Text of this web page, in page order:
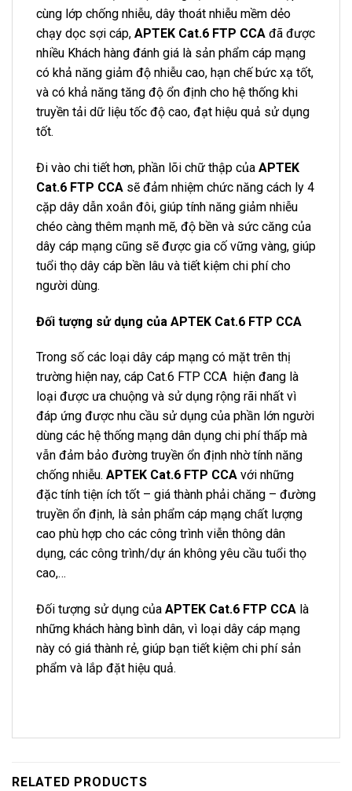
cùng lớp chống nhiễu, dây thoát nhiễu mềm dẻo
chạy dọc sợi cáp, APTEK Cat.6 FTP CCA đã được
nhiều Khách hàng đánh giá là sản phẩm cáp mạng
có khả năng giảm độ nhiễu cao, hạn chế bức xạ tốt,
và có khả năng tăng độ ổn định cho hệ thống khi
truyền tải dữ liệu tốc độ cao, đạt hiệu quả sử dụng
tốt.
Đi vào chi tiết hơn, phần lõi chữ thập của APTEK
Cat.6 FTP CCA sẽ đảm nhiệm chức năng cách ly 4
cặp dây dẫn xoắn đôi, giúp tính năng giảm nhiễu
chéo càng thêm mạnh mẽ, độ bền và sức căng của
dây cáp mạng cũng sẽ được gia cố vững vàng, giúp
tuổi thọ dây cáp bền lâu và tiết kiệm chi phí cho
người dùng.
Đối tượng sử dụng của APTEK Cat.6 FTP CCA
Trong số các loại dây cáp mạng có mặt trên thị
trường hiện nay, cáp Cat.6 FTP CCA hiện đang là
loại được ưa chuộng và sử dụng rộng rãi nhất vì
đáp ứng được nhu cầu sử dụng của phần lớn người
dùng các hệ thống mạng dân dụng chi phí thấp mà
vẫn đảm bảo đường truyền ổn định nhờ tính năng
chống nhiễu. APTEK Cat.6 FTP CCA với những
đặc tính tiện ích tốt – giá thành phải chăng – đường
truyền ổn định, là sản phẩm cáp mạng chất lượng
cao phù hợp cho các công trình viễn thông dân
dụng, các công trình/dự án không yêu cầu tuổi thọ
cao,…
Đối tượng sử dụng của APTEK Cat.6 FTP CCA là
những khách hàng bình dân, vì loại dây cáp mạng
này có giá thành rẻ, giúp bạn tiết kiệm chi phí sản
phẩm và lắp đặt hiệu quả.
RELATED PRODUCTS